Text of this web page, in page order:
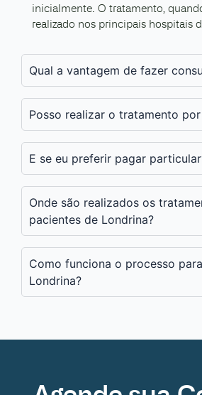
inicialmente. O tratamento,
realizado nos principais hospitais
Qual a vantagem de fazer
Posso realizar o tratamento
E se eu preferir pagar
Onde são realizados os
pacientes de Londrina?
Como funciona o processo
Londrina?